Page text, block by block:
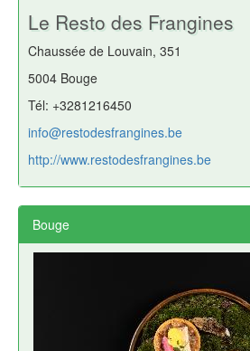
Le Resto des Frangines
Chaussée de Louvain, 351
5004 Bouge
Tél: +3281216450
info@restodesfrangines.be
http://www.restodesfrangines.be
Bouge